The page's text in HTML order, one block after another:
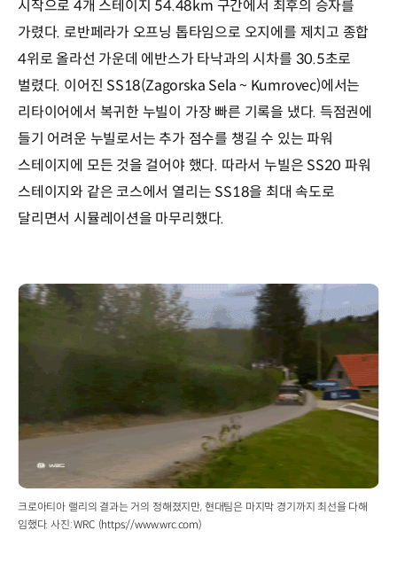
시작으로 4개 스테이지 54.48km 구간에서 최후의 승자를
가렸다. 로반페라가 오프닝 톱타임으로 오지에를 제치고 종합
4위로 올라선 가운데 에반스가 타낙과의 시차를 30.5초로
벌렸다. 이어진 SS18(Zagorska Sela ~ Kumrovec)에서는
리타이어에서 복귀한 누빌이 가장 빠른 기록을 냈다. 득점권에
들기 어려운 누빌로서는 추가 점수를 챙길 수 있는 파워
스테이지에 모든 것을 걸어야 했다. 따라서 누빌은 SS20 파워
스테이지와 같은 코스에서 열리는 SS18을 최대 속도로
달리면서 시뮬레이션을 마무리했다.
크로아티아 랠리의 결과는 거의 정해졌지만, 현대팀은 마지막 경기까지 최선을 다해
임했다. 사진: WRC (https://www.wrc.com)